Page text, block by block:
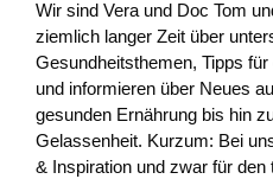
Wir sind Vera und Doc Tom
ziemlich langer Zeit über
Gesundheitsthemen, Tipps
und informieren über Neues
gesunden Ernährung bis hin
Gelassenheit. Kurzum: Bei
& Inspiration und zwar für